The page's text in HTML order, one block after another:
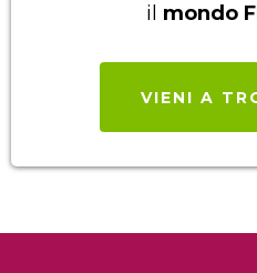
il mondo
VIENI A